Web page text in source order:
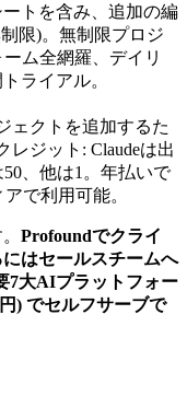
トを含み、追加の編
限)。無制限プロジ
ム全網羅、デイリ
ライアル。
ェクトを追加するた
ジット: Claudeは出
、他は1。年払いで
で利用可能。
Profoundでクライ
はセールスチームへ
7大AIプラットフォー
) でセルフサーブで